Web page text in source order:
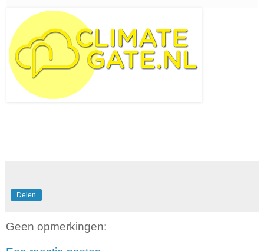
Delen
Geen opmerkingen: